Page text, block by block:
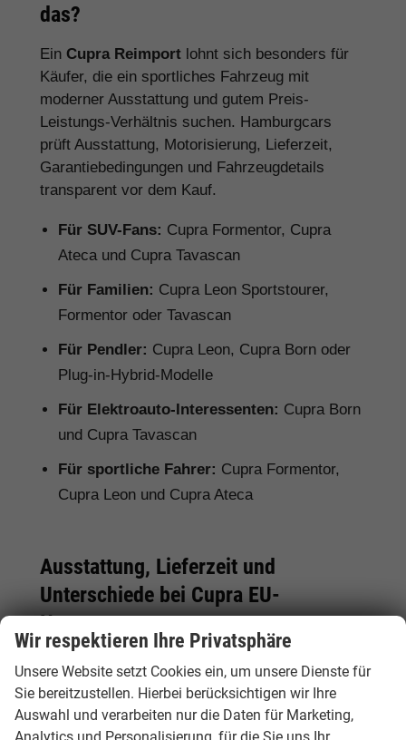
das?
Ein Cupra Reimport lohnt sich besonders für
Käufer, die ein sportliches Fahrzeug mit
moderner Ausstattung und gutem Preis-
Leistungs-Verhältnis suchen. Hamburgcars
prüft Ausstattung, Motorisierung, Lieferzeit,
Garantiebedingungen und Fahrzeugdetails
transparent vor dem Kauf.
Für SUV-Fans: Cupra Formentor, Cupra
Ateca und Cupra Tavascan
Für Familien: Cupra Leon Sportstourer,
Formentor oder Tavascan
Für Pendler: Cupra Leon, Cupra Born oder
Plug-in-Hybrid-Modelle
Für Elektroauto-Interessenten: Cupra Born
und Cupra Tavascan
Für sportliche Fahrer: Cupra Formentor,
Cupra Leon und Cupra Ateca
Ausstattung, Lieferzeit und
Unterschiede bei Cupra EU-
Neuwagen
Bei einem Cupra EU-Neuwagen kann die
Serienausstattung je nach Herkunftsland vom
deutschen Modell abweichen. Deshalb lohnt
sich ein genauer Vergleich. Hamburgcars achtet
Wir respektieren Ihre Privatsphäre
Unsere Website setzt Cookies ein, um unsere Dienste für
Sie bereitzustellen. Hierbei berücksichtigen wir Ihre
Auswahl und verarbeiten nur die Daten für Marketing,